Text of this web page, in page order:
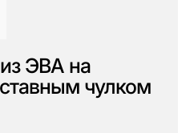
ЭВА на
чулком